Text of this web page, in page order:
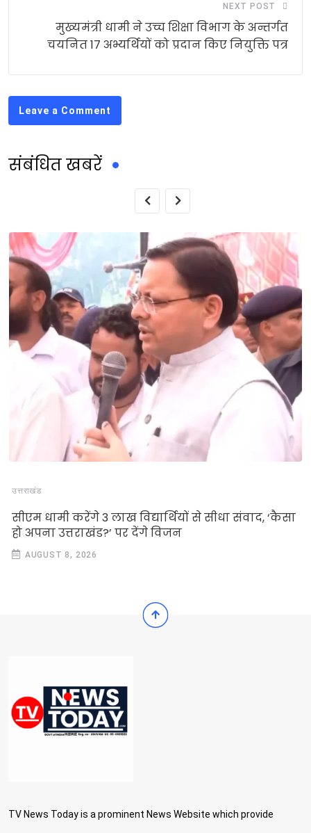
NEXT POST
मुख्यमंत्री धामी ने उच्च शिक्षा विभाग के अन्तर्गत
चयनित 17 अभ्यर्थियों को प्रदान किए नियुक्ति पत्र
Leave a Comment
संबंधित खबरें
उत्तराखंड
सीएम धामी करेंगे 3 लाख विद्यार्थियों से सीधा संवाद, ‘कैसा
हो अपना उत्तराखंड?’ पर देंगे विजन
AUGUST 8, 2026
TV News Today is a prominent News Website which provide